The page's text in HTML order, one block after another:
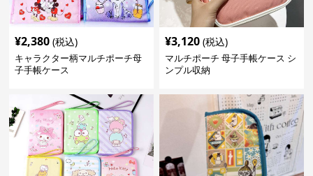
¥2,380 (税込)
キャラクター柄マルチポーチ母
子手帳ケース
¥3,120 (税込)
マルチポーチ 母子手帳ケース シ
ンプル収納